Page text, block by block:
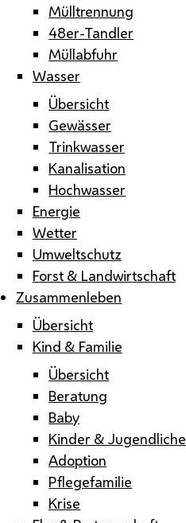
Mülltrennung
48er-Tandler
Müllabfuhr
Wasser
Übersicht
Gewässer
Trinkwasser
Kanalisation
Hochwasser
Energie
Wetter
Umweltschutz
Forst & Landwirtschaft
Zusammenleben
Übersicht
Kind & Familie
Übersicht
Beratung
Baby
Kinder & Jugendliche
Adoption
Pflegefamilie
Krise